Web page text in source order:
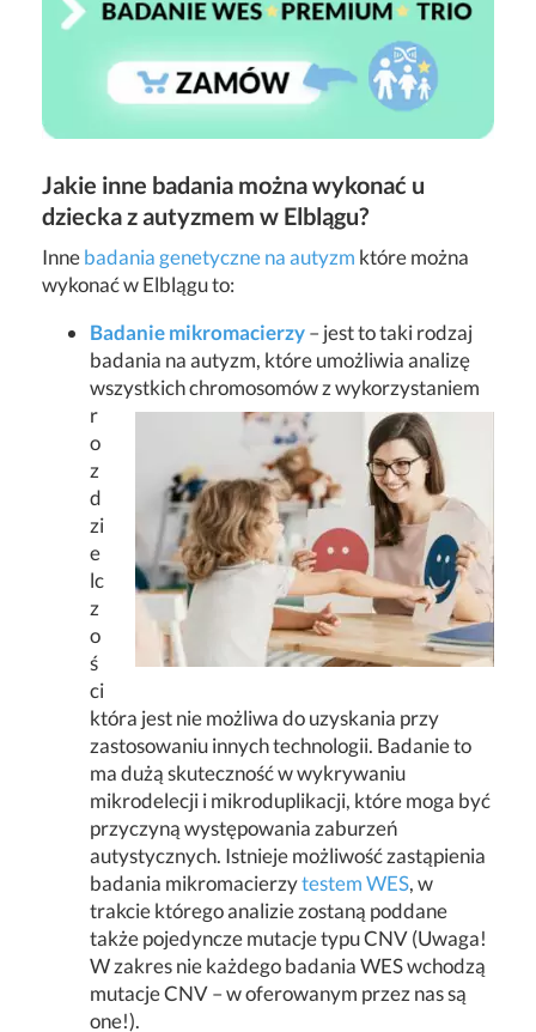
Jakie inne badania można wykonać u
dziecka z autyzmem w Elblągu?
Innebadania genetyczne na autyzm które można
wykonać w Elblągu to:
Badanie mikromacierzy– jest to taki rodzaj
badania na autyzm, które umożliwia analizę
wszystkich chromosomów z wykorzystaniem
r
o
z
d
zi
e
lc
z
o
ś
ci
która jest nie możliwa do uzyskania przy
zastosowaniu innych technologii. Badanie to
ma dużą skuteczność w wykrywaniu
mikrodelecji i mikroduplikacji, które moga być
przyczyną występowania zaburzeń
autystycznych. Istnieje możliwość zastąpienia
badania mikromacierzytestem WES, w
trakcie którego analizie zostaną poddane
także pojedyncze mutacje typu CNV (Uwaga!
W zakres nie każdego badania WES wchodzą
mutacje CNV – w oferowanym przez nas są
one!).